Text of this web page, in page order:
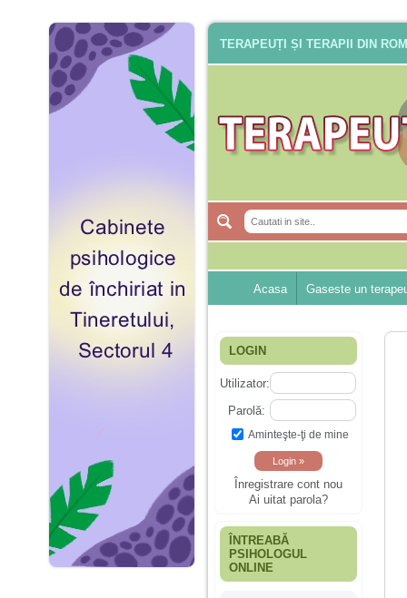
TERAPEUȚI ȘI TERAPII DIN
Acasa Gaseste un
LOGIN
Utilizator:
Parolă:
Aminteşte-ţi de mine
Înregistrare cont nou
Ai uitat parola?
ÎNTREABĂ
PSIHOLOGUL
ONLINE